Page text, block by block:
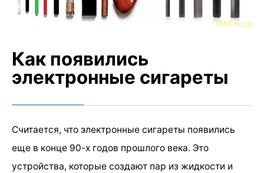
Как появились
электронные сигареты
Считается, что электронные сигареты появились
еще в конце 90-х годов прошлого века. Это
устройства, которые создают пар из жидкости и